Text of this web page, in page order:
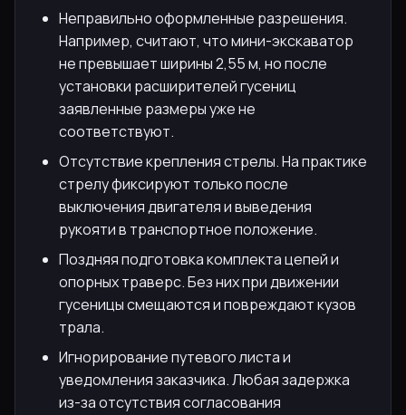
Неправильно оформленные разрешения.
Например, считают, что мини-экскаватор
не превышает ширины 2,55 м, но после
установки расширителей гусениц
заявленные размеры уже не
соответствуют.
Отсутствие крепления стрелы. На практике
стрелу фиксируют только после
выключения двигателя и выведения
рукояти в транспортное положение.
Поздняя подготовка комплекта цепей и
опорных траверс. Без них при движении
гусеницы смещаются и повреждают кузов
трала.
Игнорирование путевого листа и
уведомления заказчика. Любая задержка
из-за отсутствия согласования